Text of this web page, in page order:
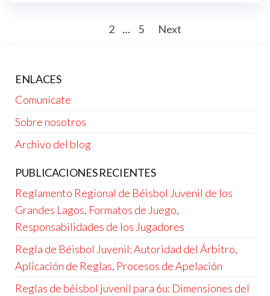
2 … 5 Next
ENLACES
Comunícate
Sobre nosotros
Archivo del blog
PUBLICACIONES RECIENTES
Reglamento Regional de Béisbol Juvenil de los
Grandes Lagos, Formatos de Juego,
Responsabilidades de los Jugadores
Regla de Béisbol Juvenil: Autoridad del Árbitro,
Aplicación de Reglas, Procesos de Apelación
Reglas de béisbol juvenil para 6u: Dimensiones del